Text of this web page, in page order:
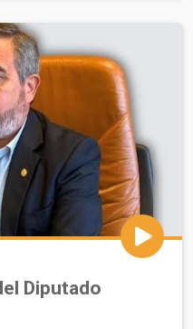
Diputado